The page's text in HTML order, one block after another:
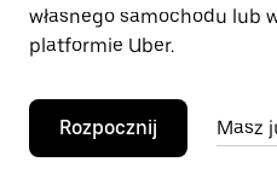
własnego samochodu lub
platformie Uber.
Rozpocznij Masz